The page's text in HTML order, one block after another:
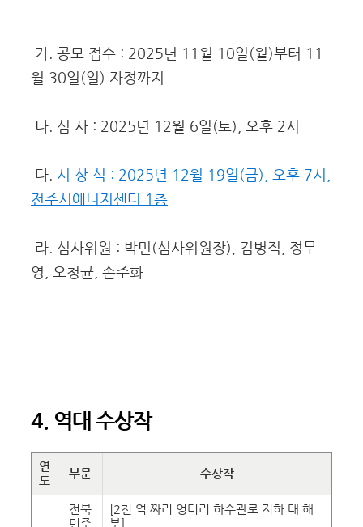
가. 공모 접수 : 2025년 11월 10일(월)부터 11
월 30일(일) 자정까지
나. 심 사 : 2025년 12월 6일(토), 오후 2시
다. 시 상 식 : 2025년 12월 19일(금), 오후 7시,
전주시에너지센터 1층
라. 심사위원 : 박민(심사위원장), 김병직, 정무
영, 오청균, 손주화
4. 역대 수상작
연
도
부문 수상작
전북
민주
[2천 억 짜리 엉터리 하수관로 지하 대 해
부]